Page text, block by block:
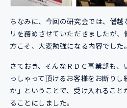
ちなみに、今回の研究会では、僭
リを務めさせていただきましたが
方こそ、大変勉強になる内容でした。
さておき、そんなＲＤＣ事業部も
っしゃって頂けるお客様をお断り
か」ということで、受け入れるこ
ることにしました。